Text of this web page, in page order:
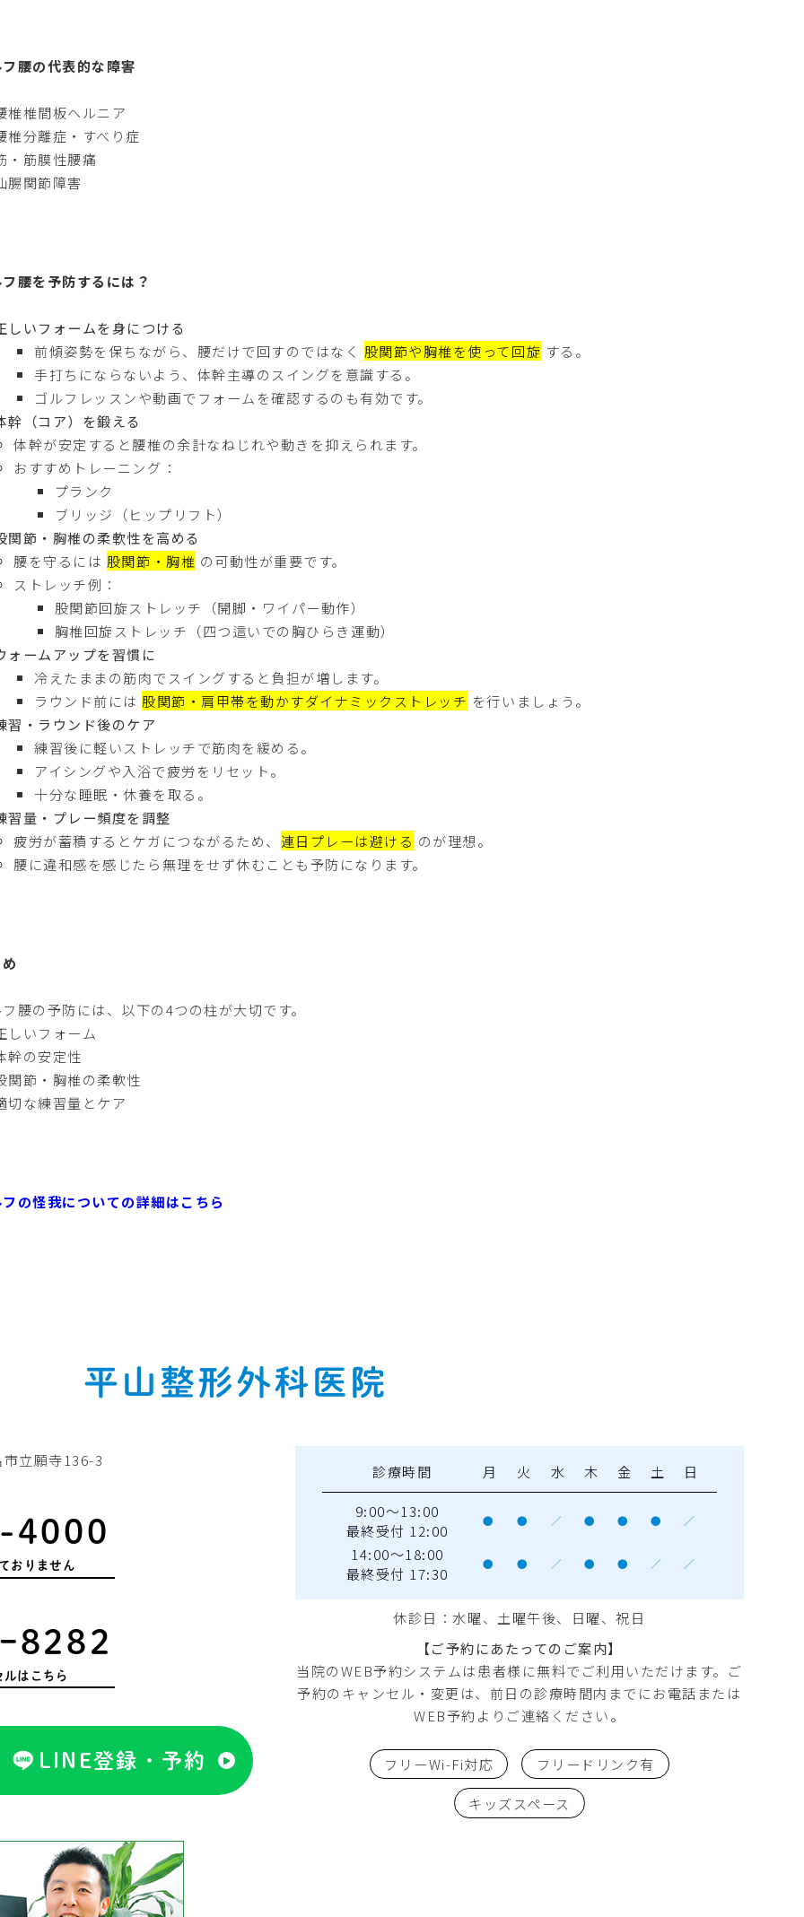
腰の代表的な障害
椎椎間板ヘルニア
椎分離症・すべり症
・筋膜性腰痛
腸関節障害
腰を予防するには？
しいフォームを身につける
前傾姿勢を保ちながら、腰だけで回すのではなく 股関節や胸椎を使って回旋 する。
手打ちにならないよう、体幹主導のスイングを意識する。
ゴルフレッスンや動画でフォームを確認するのも有効です。
幹（コア）を鍛える
体幹が安定すると腰椎の余計なねじれや動きを抑えられます。
おすすめトレーニング：
プランク
ブリッジ（ヒップリフト）
関節・胸椎の柔軟性を高める
腰を守るには 股関節・胸椎 の可動性が重要です。
ストレッチ例：
股関節回旋ストレッチ（開脚・ワイパー動作）
胸椎回旋ストレッチ（四つ這いでの胸ひらき運動）
ォームアップを習慣に
冷えたままの筋肉でスイングすると負担が増します。
ラウンド前には 股関節・肩甲帯を動かすダイナミックストレッチ を行いましょう。
習・ラウンド後のケア
練習後に軽いストレッチで筋肉を緩める。
アイシングや入浴で疲労をリセット。
十分な睡眠・休養を取る。
習量・プレー頻度を調整
疲労が蓄積するとケガにつながるため、 連日プレーは避ける のが理想。
腰に違和感を感じたら無理をせず休むことも予防になります。
腰の予防には、以下の4つの柱が大切です。
しいフォーム
幹の安定性
関節・胸椎の柔軟性
切な練習量とケア
の怪我についての詳細はこちら
立願寺136-3
4000
おりません
8282
はこちら
LINE登録・予約
診療時間 月 火 水 木 金 土
日
9:00～13:00
最終受付 12:00
● ● ／ ● ● ● ／
14:00～18:00
最終受付 17:30
● ● ／ ● ● ／ ／
休診日：水曜、土曜午後、日曜、祝日
【ご予約にあたってのご案内】
当院のWEB予約システムは患者様に無料でご利用いただけます。ご
予約のキャンセル・変更は、前日の診療時間内までにお電話または
WEB予約よりご連絡ください。
フリーWi-Fi対応
フリードリンク有
キッズスペース